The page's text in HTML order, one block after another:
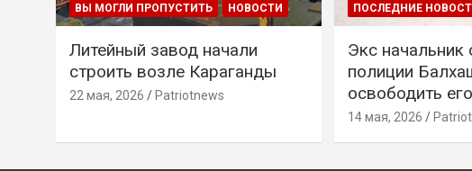
ВЫ МОГЛИ ПРОПУСТИТЬ НОВОСТИ
Литейный завод начали
строить возле Караганды
22 мая, 2026 Patriotnews
ПОСЛЕДНИЕ
Экс начальник
полиции
освободить его
14 мая, 2026